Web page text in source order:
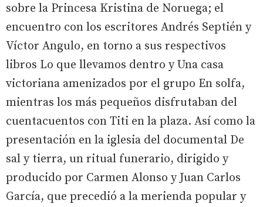
sobre la Princesa Kristina de Noruega; el
encuentro con los escritores Andrés Septién y
Víctor Angulo, en torno a sus respectivos
libros Lo que llevamos dentro y Una casa
victoriana amenizados por el grupo En solfa,
mientras los más pequeños disfrutaban del
cuentacuentos con Titi en la plaza. Así como la
presentación en la iglesia del documental De
sal y tierra, un ritual funerario, dirigido y
producido por Carmen Alonso y Juan Carlos
García, que precedió a la merienda popular y